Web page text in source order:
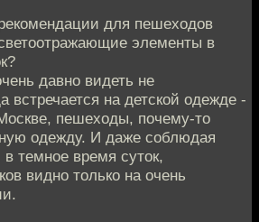
для пешеходов
элементы в
давно видеть не
встречается на детской одежде -
пешеходы, почему-то
одежду. И даже соблюдая
темное время суток,
видно только на очень